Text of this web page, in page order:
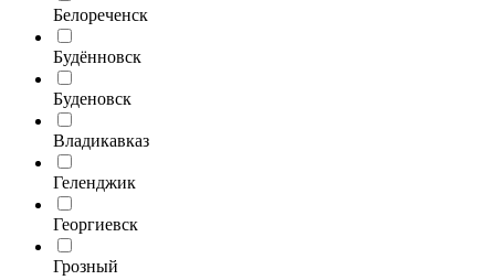
Белореченск
Будённовск
Буденовск
Владикавказ
Геленджик
Георгиевск
Грозный